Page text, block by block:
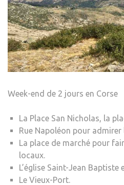
Week-end de 2 jours en Corse
La Place San Nicholas, la
Rue Napoléon pour admirer
La place de marché pour
locaux.
L’église Saint-Jean Baptiste
Le Vieux-Port.